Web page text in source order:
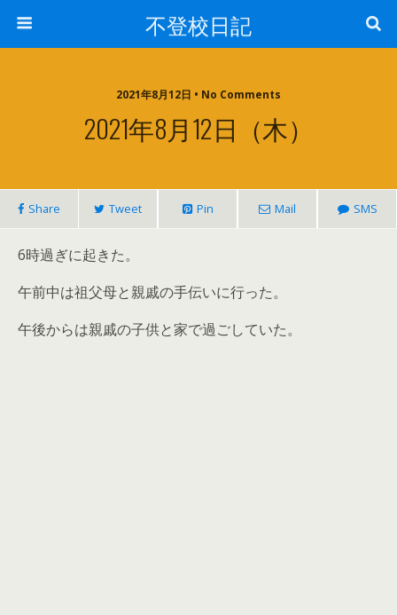
不登校日記
2021年8月12日 • No Comments
2021年8月12日（木）
Share Tweet Pin Mail SMS
6時過ぎに起きた。
午前中は祖父母と親戚の手伝いに行った。
午後からは親戚の子供と家で過ごしていた。